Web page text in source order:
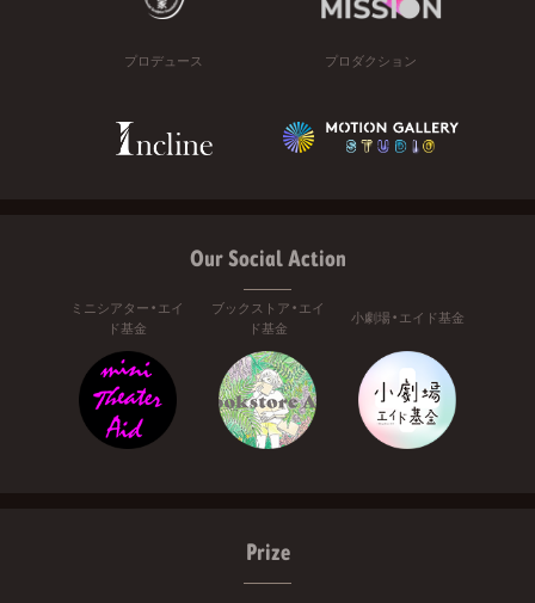
プロデュース プロダクション
Our Social Action
ミニシアター・エイ
ド基金
ブックストア・エイ
ド基金
小劇場・エイド基金
Prize